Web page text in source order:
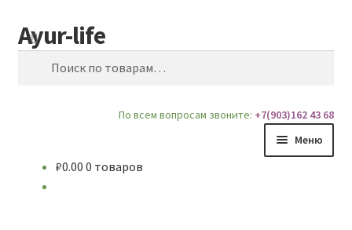
Перейти
к
навигации
Перейти
к
содержимому
Ayur-life
Поиск
По всем вопросам звоните: +7(903)162 43 68
Меню
₽0.00 0 товаров